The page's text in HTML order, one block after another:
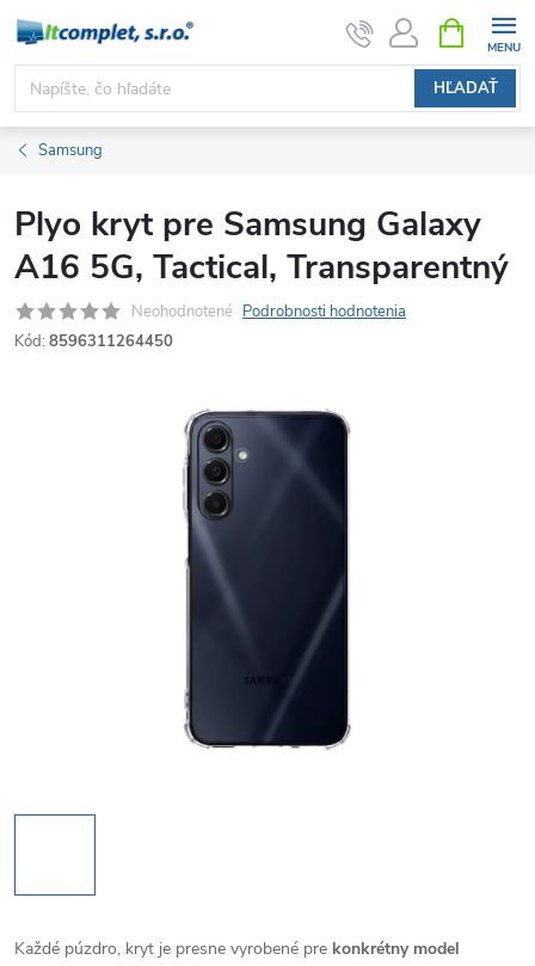
Prejsť
obsah
HĽADAŤ
KOŠÍK
Samsung
Plyo kryt pre Samsung Galaxy
A16 5G, Tactical, Transparentný
Neohodnotené Podrobnosti hodnotenia
Kód: 8596311264450
Každé púzdro, kryt je presne vyrobené pre konkrétny model